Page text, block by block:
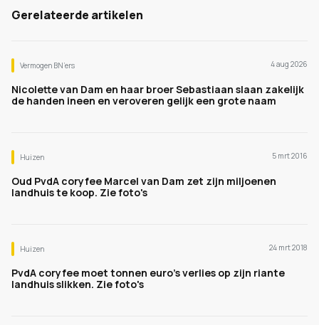
Gerelateerde artikelen
Vermogen BN’ers 4 aug 2026
Nicolette van Dam en haar broer Sebastiaan slaan zakelijk
de handen ineen en veroveren gelijk een grote naam
Huizen 5 mrt 2016
Oud PvdA coryfee Marcel van Dam zet zijn miljoenen
landhuis te koop. Zie foto's
Huizen 24 mrt 2018
PvdA coryfee moet tonnen euro's verlies op zijn riante
landhuis slikken. Zie foto's